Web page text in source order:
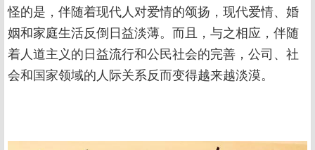
怪的是，伴随着现代人对爱情的颂扬，现代爱情、婚
姻和家庭生活反倒日益淡薄。而且，与之相应，伴随
着人道主义的日益流行和公民社会的完善，公司、社
会和国家领域的人际关系反而变得越来越淡漠。